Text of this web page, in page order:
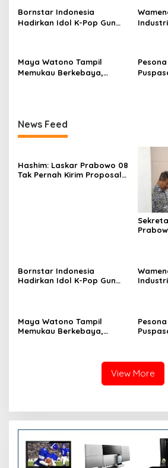
Bornstar Indonesia
Hadirkan Idol K-Pop Gun
Puncak Acara
Maya Watono Tampil
Memukau Berkebaya,
News Feed
Hashim: Laskar Prabowo 08
Tak Pernah Kirim Proposal
Bornstar Indonesia
Hadirkan Idol K-Pop Gun
Puncak Acara
Maya Watono Tampil
Memukau Berkebaya,
View More